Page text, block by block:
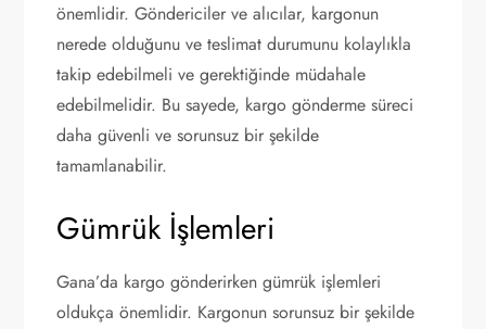
önemlidir. Göndericiler ve alıcılar, kargonun
nerede olduğunu ve teslimat durumunu kolaylıkla
takip edebilmeli ve gerektiğinde müdahale
edebilmelidir. Bu sayede, kargo gönderme süreci
daha güvenli ve sorunsuz bir şekilde
tamamlanabilir.
Gümrük İşlemleri
Gana’da kargo gönderirken gümrük işlemleri
oldukça önemlidir. Kargonun sorunsuz bir şekilde